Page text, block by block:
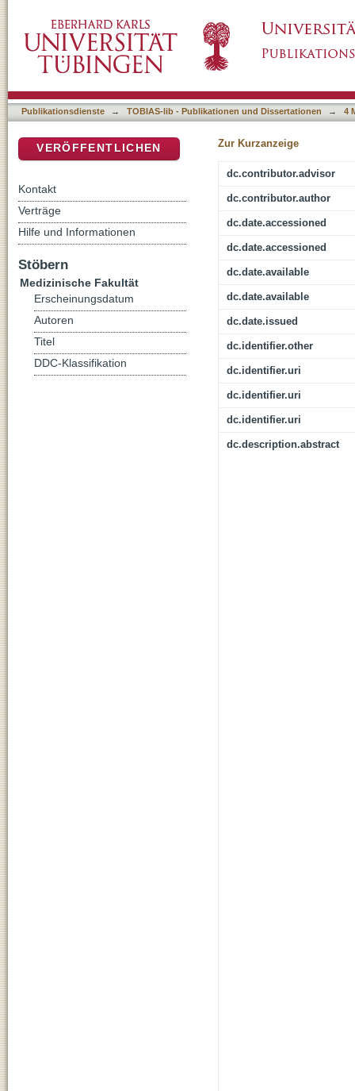
Respirationstrakt von Patienten mit der
Publikationsdienste → TOBIAS-lib - Publikationen und Dissertationen → 4
Zur Kurzanzeige
dc.contributor.advisor
dc.contributor.author
dc.date.accessioned
dc.date.accessioned
dc.date.available
dc.date.available
dc.date.issued
dc.identifier.other
dc.identifier.uri
dc.identifier.uri
dc.identifier.uri
dc.description.abstract
VERÖFFENTLICHEN
Kontakt
Verträge
Hilfe und Informationen
Stöbern
Medizinische Fakultät
Erscheinungsdatum
Autoren
Titel
DDC-Klassifikation